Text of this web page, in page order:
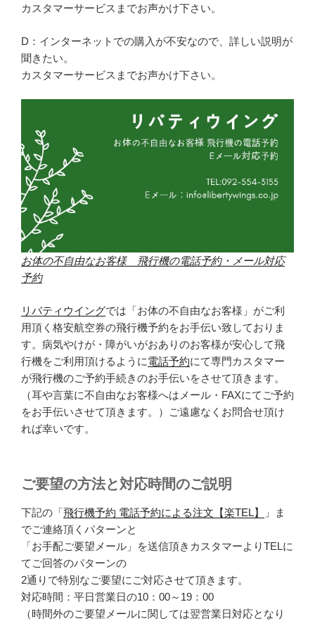
カスタマーサービスまでお声かけ下さい。
D：インターネットでの購入が不安なので、詳しい説明が
聞きたい。
カスタマーサービスまでお声かけ下さい。
お体の不自由なお客様 飛行機の電話予約・メール対応
予約
リバティウイングでは「お体の不自由なお客様」がご利
用頂く格安航空券の飛行機予約をお手伝い致しておりま
す。病気やけが・障がいがおありのお客様が安心して飛
行機をご利用頂けるように電話予約にて専門カスタマー
が飛行機のご予約手続きのお手伝いをさせて頂きます。
（耳や言葉に不自由なお客様へはメール・FAXにてご予約
をお手伝いさせて頂きます。）ご遠慮なくお問合せ頂け
れば幸いです。
ご要望の方法と対応時間のご説明
下記の「飛行機予約 電話予約による注文【楽TEL】
」ま
でご連絡頂くパターンと
「お手配ご要望メール」を送信頂きカスタマーよりTELに
てご回答のパターンの
2通りで特別なご要望にご対応させて頂きます。
対応時間：平日営業日の10：00～19：00
（時間外のご要望メールに関しては翌営業日対応となり